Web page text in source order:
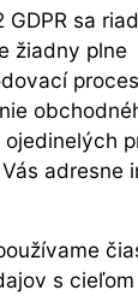
sa
žiadny plne
adresne
s